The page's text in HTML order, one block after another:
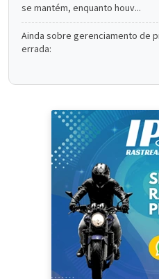
se mantém, enquanto houv...
Ainda sobre gerenciamento de
errada: